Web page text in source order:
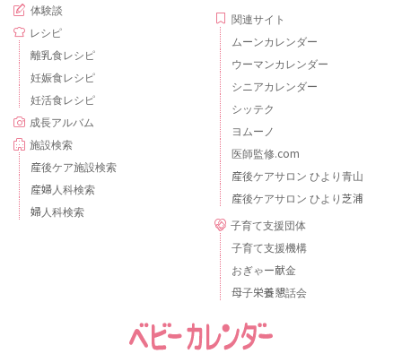
体験談
レシピ
離乳食レシピ
妊娠食レシピ
妊活食レシピ
成長アルバム
施設検索
産後ケア施設検索
産婦人科検索
婦人科検索
関連サイト
ムーンカレンダー
ウーマンカレンダー
シニアカレンダー
シッテク
ヨムーノ
医師監修.com
産後ケアサロン ひより青山
産後ケアサロン ひより芝浦
子育て支援団体
子育て支援機構
おぎゃー献金
母子栄養懇話会